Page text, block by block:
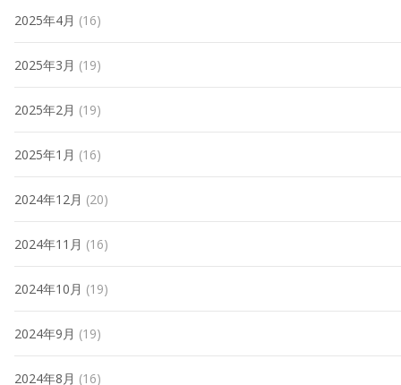
2025年4月 (16)
2025年3月 (19)
2025年2月 (19)
2025年1月 (16)
2024年12月 (20)
2024年11月 (16)
2024年10月 (19)
2024年9月 (19)
2024年8月 (16)